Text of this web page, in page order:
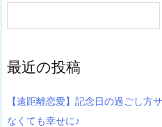
最近の投稿
【遠距離恋愛】記念日の過ごし方
なくても幸せに♪